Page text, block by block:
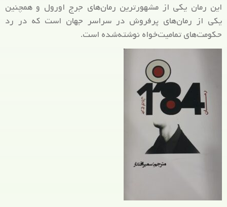
این رمان یکی از مشهورترین رمان‌های جرج اورول و همچنین
یکی از رمان‌های پرفروش در سراسر جهان است که در رد
حکومت‌های تمامیت‌خواه نوشته‌شده است.